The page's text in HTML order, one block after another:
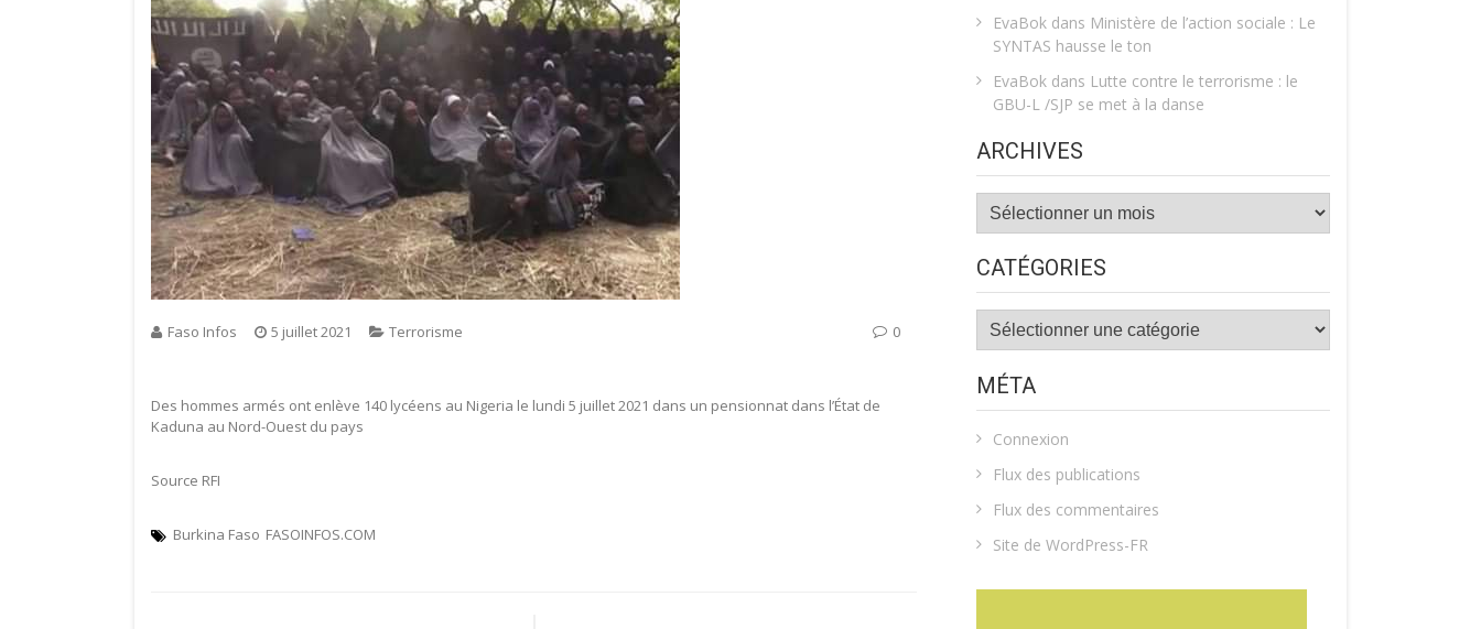
Faso Infos 5 juillet 2021 Terrorisme 0
Des hommes armés ont enlève 140 lycéens au Nigeria le lundi 5 juillet 2021 dans un pensionnat dans l’État de
Kaduna au Nord-Ouest du pays
Source RFI
Burkina Faso FASOINFOS.COM
EvaBok dans Ministère de l’action sociale : Le
SYNTAS hausse le ton
EvaBok dans Lutte contre le terrorisme : le
GBU-L /SJP se met à la danse
ARCHIVES
Archives
CATÉGORIES
Catégories
MÉTA
Connexion
Flux des publications
Flux des commentaires
Site de WordPress-FR